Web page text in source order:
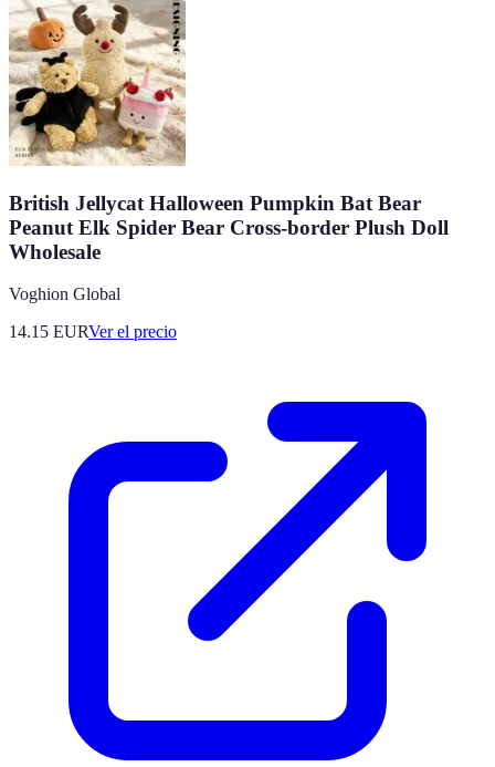
British Jellycat Halloween Pumpkin Bat Bear
Peanut Elk Spider Bear Cross-border Plush Doll
Wholesale
Voghion Global
14.15 EURVer el precio